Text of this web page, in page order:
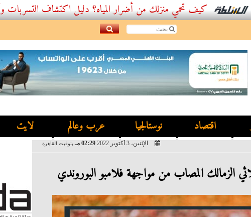
كيف تحمي منزلك من أضرار المياه؟ دليل اكتشاف التسربات وأفضل...
اقتصاد نوستالجيا عرب وعالم لايت
الإثنين، 3 أكتوبر 2022 02:29 مـ بتوقيت القاهرة
الزمالك المصاب من مواجهة فلامبو البوروندي